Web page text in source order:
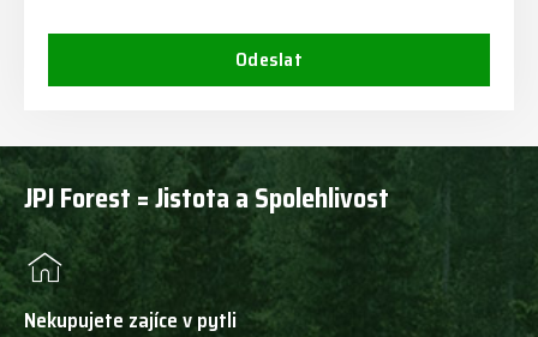
Odeslat
JPJ Forest = Jistota a Spolehlivost
Nekupujete zajíce v pytli